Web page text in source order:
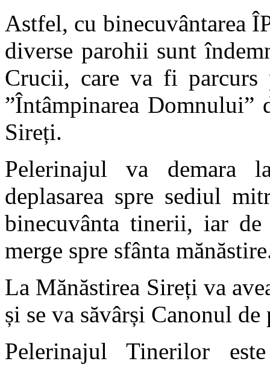
Astfel, cu binecuvântarea
diverse parohii sunt
Crucii, care va fi
”Întâmpinarea
Sireți.
Pelerinajul va demara
deplasarea spre sediul
binecuvânta tinerii, iar
merge spre sfânta
La Mănăstirea Sireți va
și se va săvârși Canonul
Pelerinajul Tinerilor